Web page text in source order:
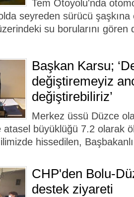
Tem Otoyolu'nda
seyreden sürücü
su borularını
Başkan Karsu;
değiştiremeyiz
değiştirebiliriz’
Merkez üssü Düzce
atasel büyüklüğü 7.2 olarak
hissedilen,
CHP'den Bolu-
destek ziyareti